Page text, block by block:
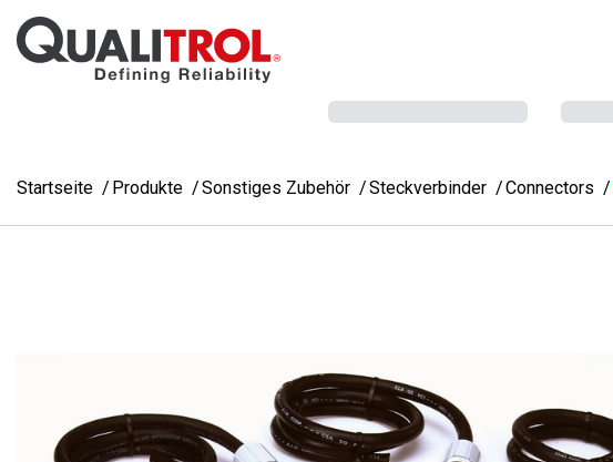
Überspringen Sie zum Hauptmenü
Startseite Produkte Sonstiges Zubehör Steckverbinder Connectors